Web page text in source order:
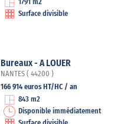
1791 m2
Surface divisible
Bureaux - A LOUER
NANTES ( 44200 )
166 914 euros HT/HC / an
843 m2
Disponible immédiatement